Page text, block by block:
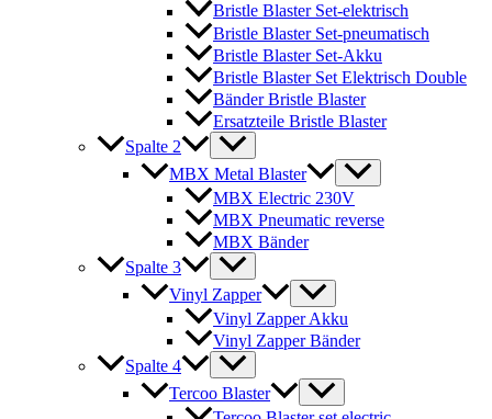
Bristle Blaster Set-elektrisch
Bristle Blaster Set-pneumatisch
Bristle Blaster Set-Akku
Bristle Blaster Set Elektrisch Double
Bänder Bristle Blaster
Ersatzteile Bristle Blaster
Spalte 2
MBX Metal Blaster
MBX Electric 230V
MBX Pneumatic reverse
MBX Bänder
Spalte 3
Vinyl Zapper
Vinyl Zapper Akku
Vinyl Zapper Bänder
Spalte 4
Tercoo Blaster